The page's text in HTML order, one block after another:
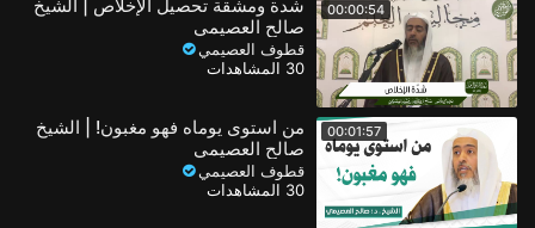
00:00:54
شدة ومشقة تحصيل الإخلاص | الشيخ
صالح العصيمي
قطوف العصيمي
30 المشاهدات
00:01:57
من استوى يوماه فهو مغبون! | الشيخ
صالح العصيمي
قطوف العصيمي
30 المشاهدات